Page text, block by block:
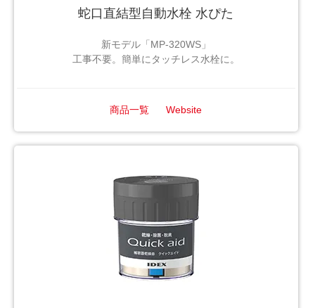
蛇口直結型自動水栓 水ぴた
新モデル「MP-320WS」
工事不要。簡単にタッチレス水栓に。
商品一覧 Website